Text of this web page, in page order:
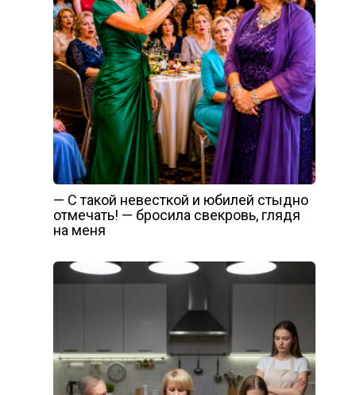
— С такой невесткой и юбилей стыдно
отмечать! — бросила свекровь, глядя
на меня